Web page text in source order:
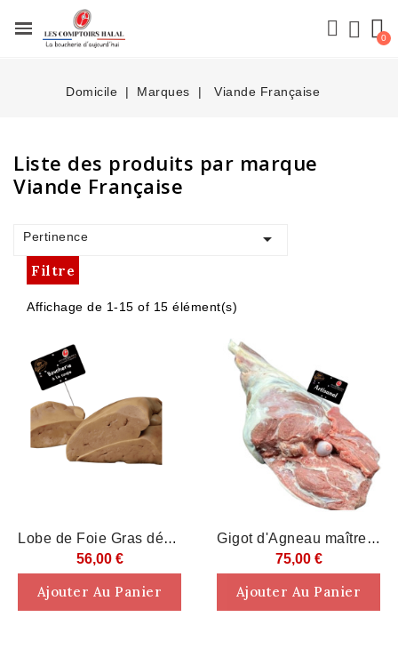
Domicile Marques Viande Française
Liste des produits par marque
Viande Française
Pertinence 
Filtre
Affichage de 1-15 of 15 élément(s)
Lobe de Foie Gras déveiné
56,00 €
Ajouter Au Panier
Gigot d'Agneau maître d'hôtel
75,00 €
Ajouter Au Panier